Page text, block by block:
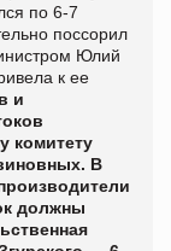
по 6-7
поссорил
Юлий
к ее
и
комитету
В
должны